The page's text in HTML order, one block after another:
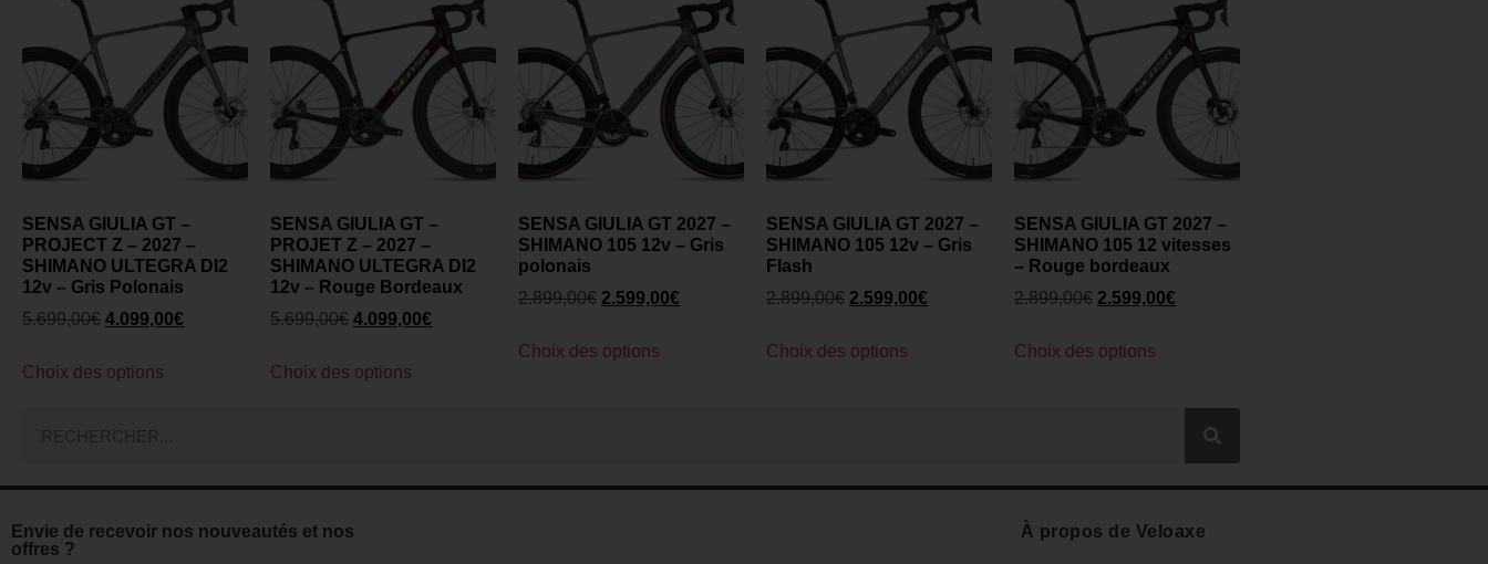
SENSA GIULIA GT –
PROJECT Z – 2027 –
SHIMANO ULTEGRA DI2
12v – Gris Polonais
5.699,00€ 4.099,00€
Choix des options
SENSA GIULIA GT –
PROJET Z – 2027 –
SHIMANO ULTEGRA DI2
12v – Rouge Bordeaux
5.699,00€ 4.099,00€
Choix des options
SENSA GIULIA GT 2027 –
SHIMANO 105 12v – Gris
polonais
2.899,00€ 2.599,00€
Choix des options
SENSA GIULIA GT 2027 –
SHIMANO 105 12v – Gris
Flash
2.899,00€ 2.599,00€
Choix des options
SENSA GIULIA GT 2027 –
SHIMANO 105 12 vitesses
– Rouge bordeaux
2.899,00€ 2.599,00€
Choix des options
Envie de recevoir nos nouveautés et nos
offres ?
À propos de Veloaxe